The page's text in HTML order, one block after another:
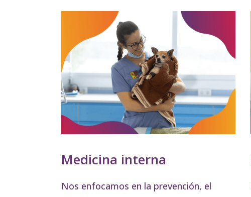
Medicina interna
Nos enfocamos en la prevención, el